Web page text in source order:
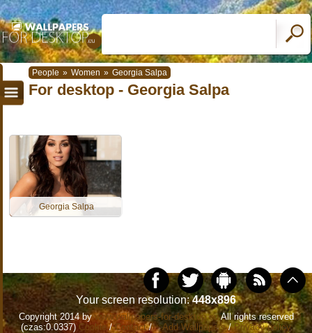
People » Women » Georgia Salpa
For desktop - Georgia Salpa
Georgia Salpa
Your screen resolution:448x896
Copyright 2014 bywww.wallpapers-for-desktop.euAll rights reserved
(czas:0.0337) Cookie/Contact/+ Add Wallpapers/Privacy policy